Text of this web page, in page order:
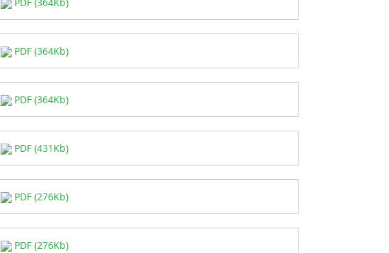
PDF (364Kb)
PDF (364Kb)
PDF (431Kb)
PDF (276Kb)
PDF (276Kb)